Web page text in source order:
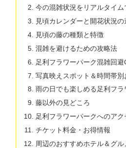
今の混雑状況をリアルタイ
見頃カレンダーと開花状況の
見頃の藤の種類と特徴
混雑を避けるための攻略法
足利フラワーパーク混雑回避
写真映えスポット＆時間帯別
雨の日でも楽しめる足利フラ
藤以外の見どころ
足利フラワーパークへのアク
チケット料金・お得情報
周辺のおすすめホテル＆グル